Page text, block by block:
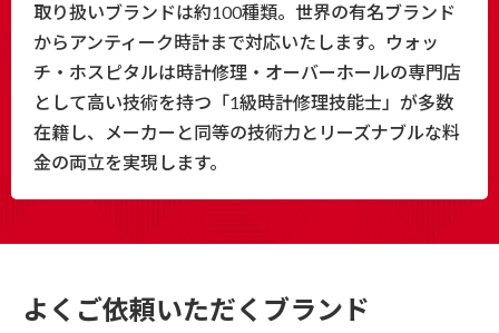
取り扱いブランドは約100種類。世界の有名ブランド
からアンティーク時計まで対応いたします。ウォッ
チ・ホスピタルは時計修理・オーバーホールの専門店
として高い技術を持つ「1級時計修理技能士」が多数
在籍し、メーカーと同等の技術力とリーズナブルな料
金の両立を実現します。
よくご依頼いただくブランド